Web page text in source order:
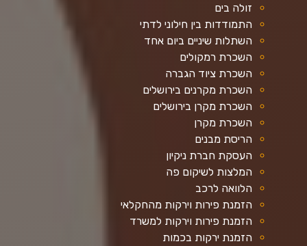
זולה בים
התמודדות בין חילוני לדתי
השתלות שיניים ביום אחד
השכרת רמקולים
השכרת ציוד הגברה
השכרת מקרנים בירושלים
השכרת מקרן בירושלים
השכרת מקרן
הריסת מבנים
העסקת חברת ניקיון
המלצות לשיקום פה
הלוואה לרכב
הזמנת פירות וירקות מהחקלאי
הזמנת פירות וירקות למשרד
הזמנת ירקות בכמות